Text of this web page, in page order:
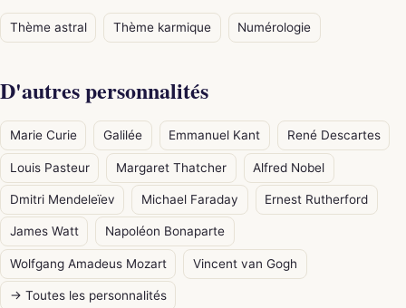
Thème astral Thème karmique Numérologie
D'autres personnalités
Marie Curie Galilée Emmanuel Kant René Descartes
Louis Pasteur Margaret Thatcher Alfred Nobel
Dmitri Mendeleïev Michael Faraday Ernest Rutherford
James Watt Napoléon Bonaparte
Wolfgang Amadeus Mozart Vincent van Gogh
→ Toutes les personnalités